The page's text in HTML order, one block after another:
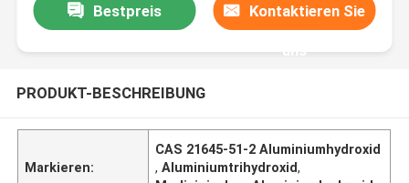
Bestpreis Kontaktieren Sie
uns
PRODUKT-BESCHREIBUNG
Markieren:
CAS 21645-51-2 Aluminiumhydroxid
,Aluminiumtrihydroxid,